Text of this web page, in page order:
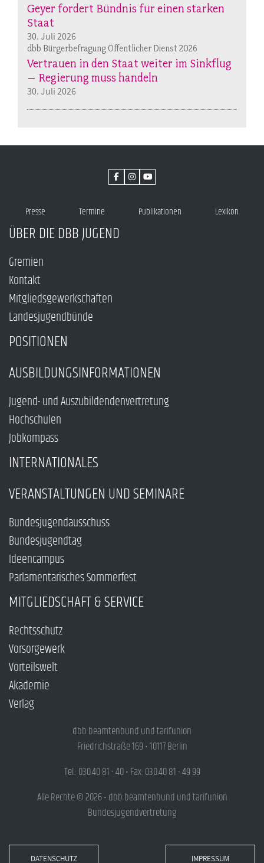
Geyer fordert Bündnis für einen starken
Staat
30. Juli 2026
dbb Bürgerbefragung Öffentlicher Dienst 2026
Vertrauen in den Staat weiter im Sinkflug
– Regierung muss handeln
30. Juli 2026
Presse Termine Publikationen Lexikon
ÜBER DIE DBB JUGEND
Gremien
Kontakt
Mitgliedsgewerkschaften
Landesjugendbünde
POSITIONEN
AUSBILDUNGSINFORMATIONEN
Jugend- und Auszubildendenvertretung
Hochschulen
Jobkompass
INTERNATIONALES
VERANSTALTUNGEN UND SEMINARE
Bundesjugendausschuss
Bundesjugendtag
Ideencampus
Parlamentarisches Sommerfest
MITGLIEDSCHAFT & SERVICE
Rechtsschutz
Vorsorgewerk
Vorteilswelt
Akademie
Verlag
dbb beamtenbund und tarifunion
Friedrichstraße 169 • 10117 Berlin
Tel.: 030.40 81 - 40 • Fax: 030.40 81 - 49 99
Alle Rechte © 2026 • dbb beamtenbund und tarifunion
Bundesjugendvertretung
DATENSCHUTZ IMPRESSUM